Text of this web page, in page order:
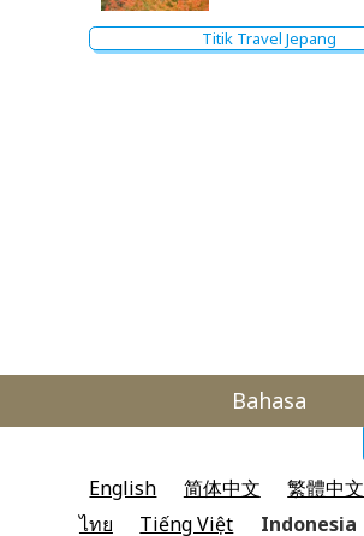
Titik Travel Jepang
Bahasa
English 简体中文 繁體中文
ไทย
Tiếng Việt Indonesia